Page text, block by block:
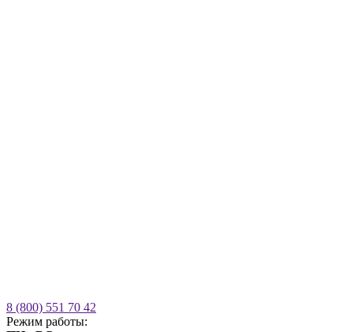
8 (800) 551 70 42
Режим работы: